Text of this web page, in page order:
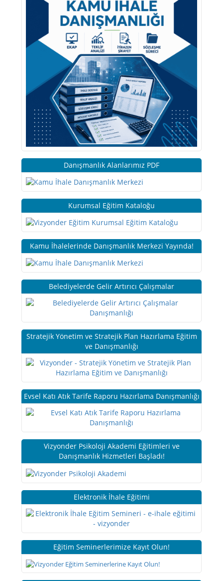
Danışmanlık Alanlarımız PDF
Kurumsal Eğitim Kataloğu
Kamu İhalelerinde Danışmanlık Merkezi Yayında!
Belediyelerde Gelir Artırıcı Çalışmalar
Stratejik Yönetim ve Stratejik Plan Hazırlama Eğitim
ve Danışmanlığı
Evsel Katı Atık Tarife Raporu Hazırlama Danışmanlığı
Vizyonder Psikoloji Akademi Eğitimleri ve
Danışmanlık Hizmetleri Başladı!
Elektronik İhale Eğitimi
Eğitim Seminerlerimize Kayıt Olun!